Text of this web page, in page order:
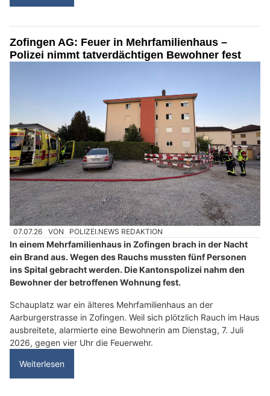
Zofingen AG: Feuer in Mehrfamilienhaus –
Polizei nimmt tatverdächtigen Bewohner fest
07.07.26 VON POLIZEI.NEWS REDAKTION
In einem Mehrfamilienhaus in Zofingen brach in der Nacht
ein Brand aus. Wegen des Rauchs mussten fünf Personen
ins Spital gebracht werden. Die Kantonspolizei nahm den
Bewohner der betroffenen Wohnung fest.
Schauplatz war ein älteres Mehrfamilienhaus an der
Aarburgerstrasse in Zofingen. Weil sich plötzlich Rauch im Haus
ausbreitete, alarmierte eine Bewohnerin am Dienstag, 7. Juli
2026, gegen vier Uhr die Feuerwehr.
Weiterlesen